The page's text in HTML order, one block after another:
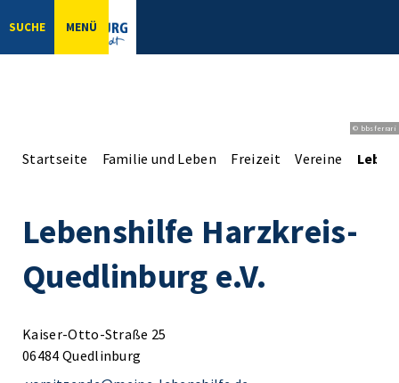
SUCHE MENÜ
© bbsferrari
Startseite Familie und Leben Freizeit Vereine
Lebenshilfe Harzkreis-
Quedlinburg e.V.
Kaiser-Otto-Straße 25
06484 Quedlinburg